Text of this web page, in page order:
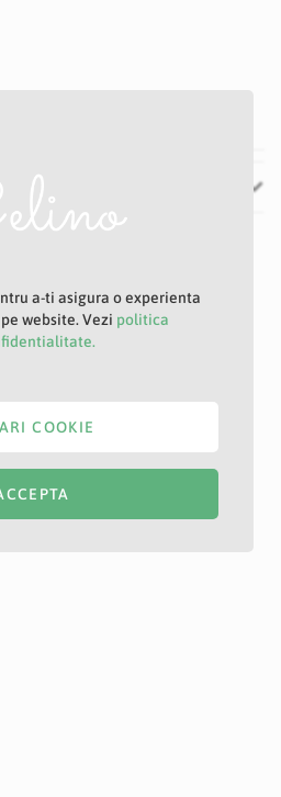
a-ti asigura o experienta
website. Vezi politica
COOKIE